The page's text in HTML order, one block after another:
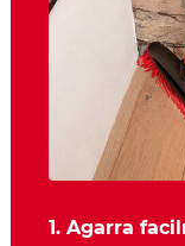
1. Agarra